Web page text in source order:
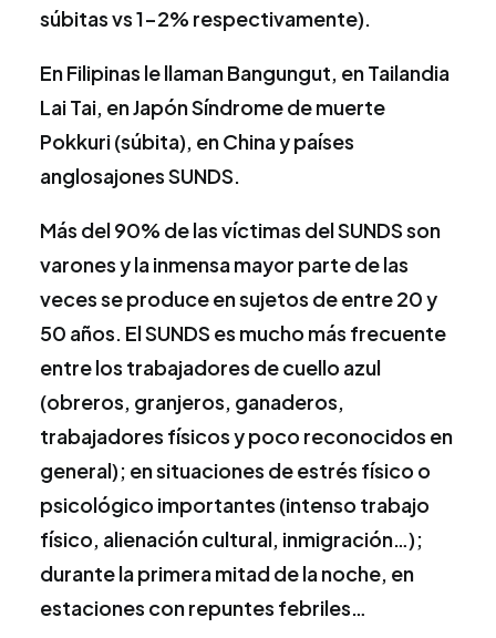
súbitas vs 1-2% respectivamente).
En Filipinas le llaman Bangungut, en Tailandia
Lai Tai, en Japón Síndrome de muerte
Pokkuri (súbita), en China y países
anglosajones SUNDS.
Más del 90% de las víctimas del SUNDS son
varones y la inmensa mayor parte de las
veces se produce en sujetos de entre 20 y
50 años. El SUNDS es mucho más frecuente
entre los trabajadores de cuello azul
(obreros, granjeros, ganaderos,
trabajadores físicos y poco reconocidos en
general); en situaciones de estrés físico o
psicológico importantes (intenso trabajo
físico, alienación cultural, inmigración…);
durante la primera mitad de la noche, en
estaciones con repuntes febriles…